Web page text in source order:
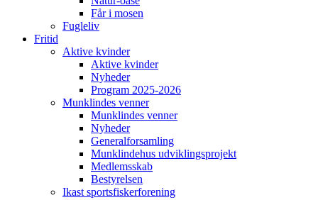
Får i mosen
Fugleliv
Fritid
Aktive kvinder
Aktive kvinder
Nyheder
Program 2025-2026
Munklindes venner
Munklindes venner
Nyheder
Generalforsamling
Munklindehus udviklingsprojekt
Medlemsskab
Bestyrelsen
Ikast sportsfiskerforening